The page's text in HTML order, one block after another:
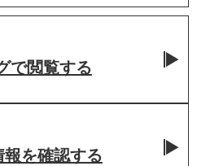
で閲覧する
報を確認する